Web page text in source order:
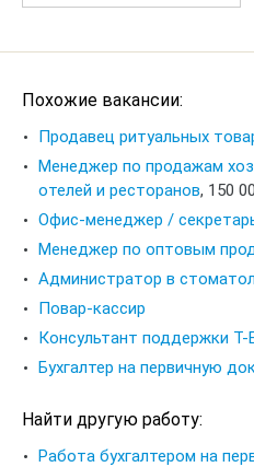
Похожие вакансии:
Продавец ритуальных
Менеджер по продажам
отелей и ресторанов, 150
Офис-менеджер /
Менеджер по оптовым
Администратор в
Повар-кассир
Консультант поддержки Т-
Бухгалтер на первичную
Найти другую работу:
Работа бухгалтером на